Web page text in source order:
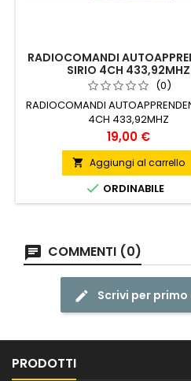
RADIOCOMANDI
SIRIO 4CH 433,92MHZ
(0)
RADIOCOMANDI
4CH 433,92MHZ
Prezzo
19,00 €
 Aggiungi al carrello
 ORDINABILE
COMMENTI (0)
Scrivi per
PRODOTTI